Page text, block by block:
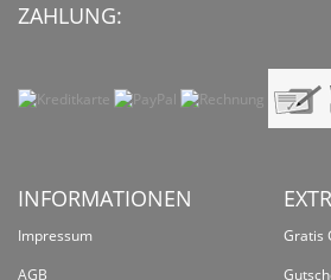
ZAHLUNG:
INFORMATIONEN
Impressum
AGB
Gratis